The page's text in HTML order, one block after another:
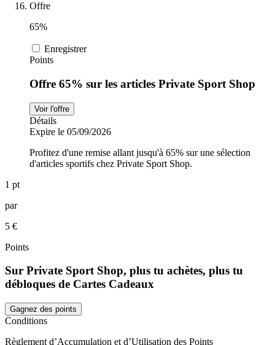
Offre
65%
Enregistrer
Points
Offre 65% sur les articles Private Sport Shop
Voir l'offre
Détails
Expire le 05/09/2026
Profitez d'une remise allant jusqu'à 65% sur une sélection
d'articles sportifs chez Private Sport Shop.
1 pt
par
5 €
Points
Sur Private Sport Shop, plus tu achètes, plus tu
débloques de Cartes Cadeaux
Gagnez des points
Conditions
Règlement d’Accumulation et d’Utilisation des Points